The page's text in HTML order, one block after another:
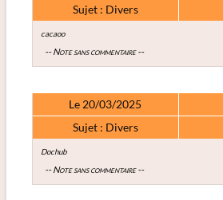
Sujet : Divers
cacaoo
-- Note sans commentaire --
Le 20/03/2025
Sujet : Divers
Dochub
-- Note sans commentaire --